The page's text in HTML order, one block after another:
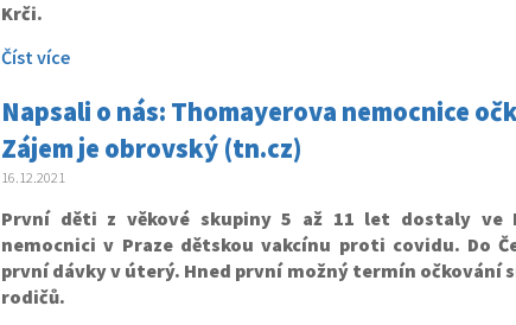
Krči.
Číst více
Napsali o nás: Thomayerova nemocnice
Zájem je obrovský (tn.cz)
16.12.2021
První děti z věkové skupiny 5 až 11 let dostaly ve
nemocnici v Praze dětskou vakcínu proti covidu. Do
první dávky v úterý. Hned první možný termín očkování
rodičů.